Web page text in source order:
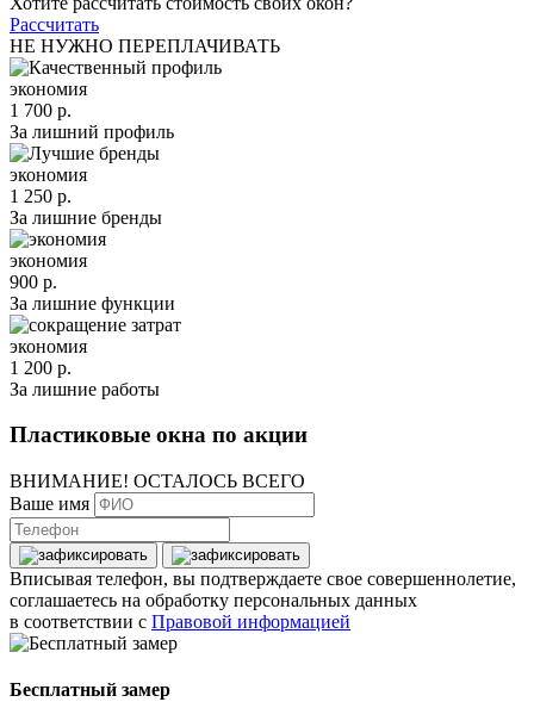
Рассчитать
НЕ НУЖНО ПЕРЕПЛАЧИВАТЬ
экономия
1 700 р.
За лишний профиль
экономия
1 250 р.
За лишние бренды
экономия
900 р.
За лишние функции
экономия
1 200 р.
За лишние работы
Пластиковые окна по акции
ВНИМАНИЕ! ОСТАЛОСЬ ВСЕГО
Ваше имя
Вписывая телефон, вы подтверждаете свое совершеннолетие,
соглашаетесь на обработку персональных данных
в соответствии с Правовой информацией
Бесплатный замер